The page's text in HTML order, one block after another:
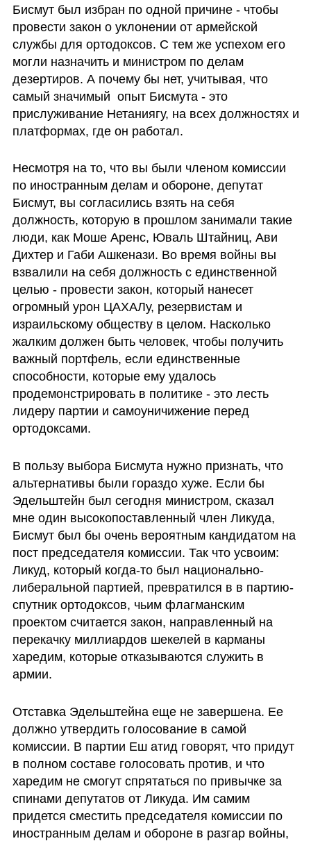
Бисмут был избран по одной причине - чтобы
провести закон о уклонении от армейской
службы для ортодоксов. С тем же успехом его
могли назначить и министром по делам
дезертиров. А почему бы нет, учитывая, что
самый значимый  опыт Бисмута - это
прислуживание Нетаниягу, на всех должностях и
платформах, где он работал.
Несмотря на то, что вы были членом комиссии
по иностранным делам и обороне, депутат
Бисмут, вы согласились взять на себя
должность, которую в прошлом занимали такие
люди, как Моше Аренс, Юваль Штайниц, Ави
Дихтер и Габи Ашкенази. Во время войны вы
взвалили на себя должность с единственной
целью - провести закон, который нанесет
огромный урон ЦАХАЛу, резервистам и
израильскому обществу в целом. Насколько
жалким должен быть человек, чтобы получить
важный портфель, если единственные
способности, которые ему удалось
продемонстрировать в политике - это лесть
лидеру партии и самоуничижение перед
ортодоксами.
В пользу выбора Бисмута нужно признать, что
альтернативы были гораздо хуже. Если бы
Эдельштейн был сегодня министром, сказал
мне один высокопоставленный член Ликуда,
Бисмут был бы очень вероятным кандидатом на
пост председателя комиссии. Так что усвоим:
Ликуд, который когда-то был национально-
либеральной партией, превратился в в партию-
спутник ортодоксов, чьим флагманским
проектом считается закон, направленный на
перекачку миллиардов шекелей в карманы
харедим, которые отказываются служить в
армии.
Отставка Эдельштейна еще не завершена. Ее
должно утвердить голосование в самой
комиссии. В партии Еш атид говорят, что придут
в полном составе голосовать против, и что
харедим не смогут спрятаться по привычке за
спинами депутатов от Ликуда. Им самим
придется сместить председателя комиссии по
иностранным делам и обороне в разгар войны,